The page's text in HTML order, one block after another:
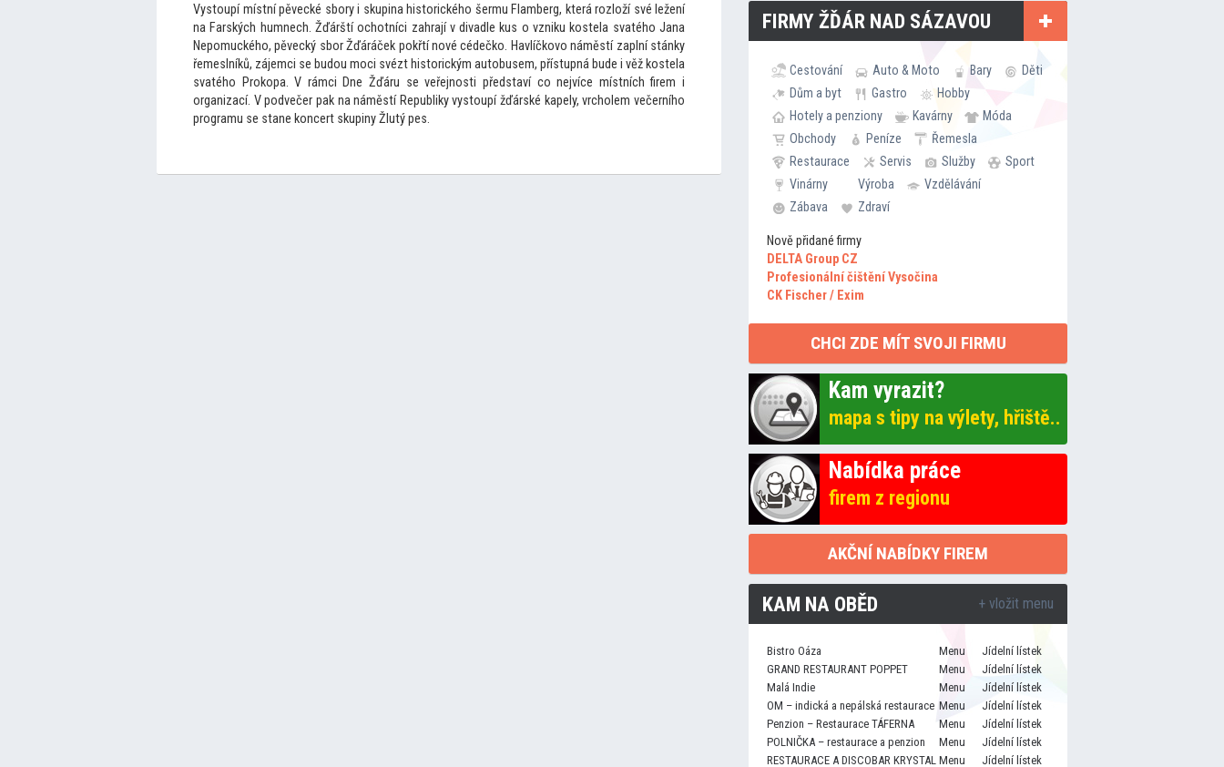
Vystoupí místní pěvecké sbory i skupina historického šermu Flamberg, která rozloží své ležení
na Farských humnech. Žďárští ochotníci zahrají v divadle kus o vzniku kostela svatého Jana
Nepomuckého, pěvecký sbor Žďáráček pokřtí nové cédečko. Havlíčkovo náměstí zaplní stánky
řemeslníků, zájemci se budou moci svézt historickým autobusem, přístupná bude i věž kostela
svatého Prokopa. V rámci Dne Žďáru se veřejnosti představí co nejvíce místních firem i
organizací. V podvečer pak na náměstí Republiky vystoupí žďárské kapely, vrcholem večerního
programu se stane koncert skupiny Žlutý pes.
FIRMY ŽĎÁR NAD SÁZAVOU
Cestování Auto & Moto Bary
Děti
Dům a byt
Gastro
Hobby
Hotely a penziony
Kavárny
Móda
Obchody
Peníze
Řemesla
Restaurace
Servis Služby
Sport
Vinárny
Výroba
Vzdělávání
Zábava
Zdraví
Nově přidané firmy
DELTA Group CZ
Profesionální čištění Vysočina
CK Fischer / Exim
CHCI ZDE MÍT SVOJI FIRMU
Kam vyrazit?
mapa s tipy na výlety, hřiště..
Nabídka práce
firem z regionu
AKČNÍ NABÍDKY FIREM
KAM NA OBĚD + vložit menu
Bistro Oáza Menu
Jídelní lístek
GRAND RESTAURANT POPPET
Menu
Jídelní lístek
Malá Indie
Menu
Jídelní lístek
OM – indická a nepálská restaurace Menu
Jídelní lístek
Penzion – Restaurace TÁFERNA
Menu
Jídelní lístek
POLNIČKA – restaurace a penzion
Menu
Jídelní lístek
RESTAURACE A DISCOBAR KRYSTAL Menu
Jídelní lístek